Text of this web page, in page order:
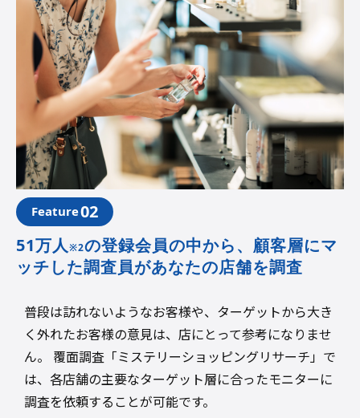
Feature02
51万人※2の登録会員の中から、顧客層にマ
ッチした調査員があなたの店舗を調査
普段は訪れないようなお客様や、ターゲットから大き
く外れたお客様の意見は、店にとって参考になりませ
ん。 覆面調査「ミステリーショッピングリサーチ」で
は、各店舗の主要なターゲット層に合ったモニターに
調査を依頼することが可能です。